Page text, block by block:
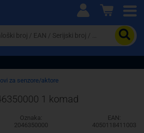
asortiman proizvoda i
za senzore/aktore
1 komad
Oznaka:
2046350000
EAN:
4050118411003